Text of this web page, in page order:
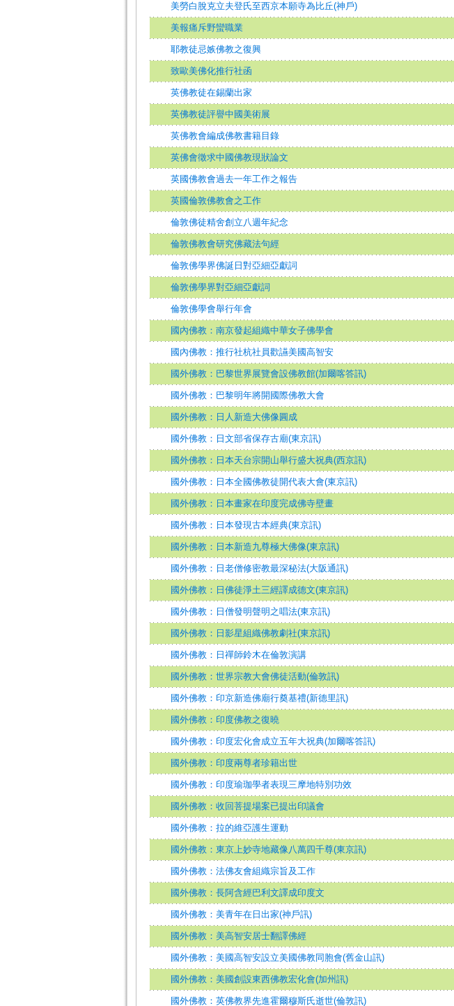
美勞白脫克立夫登氏至西京本願寺為比丘(神戶)
美報痛斥野蠻職業
耶教徒忌嫉佛教之復興
致歐美佛化推行社函
英佛教徒在錫蘭出家
英佛教徒評譽中國美術展
英佛教會編成佛教書籍目錄
英佛會徵求中國佛教現狀論文
英國佛教會過去一年工作之報告
英國倫敦佛教會之工作
倫敦佛徒精舍創立八週年紀念
倫敦佛教會研究佛藏法句經
倫敦佛學界佛誕日對亞細亞獻詞
倫敦佛學界對亞細亞獻詞
倫敦佛學會舉行年會
國內佛教：南京發起組織中華女子佛學會
國內佛教：推行社杭社員歡讌美國高智安
國外佛教：巴黎世界展覽會設佛教館(加爾喀答訊)
國外佛教：巴黎明年將開國際佛教大會
國外佛教：日人新造大佛像圓成
國外佛教：日文部省保存古廟(東京訊)
國外佛教：日本天台宗開山舉行盛大祝典(西京訊)
國外佛教：日本全國佛教徒開代表大會(東京訊)
國外佛教：日本畫家在印度完成佛寺壁畫
國外佛教：日本發現古本經典(東京訊)
國外佛教：日本新造九尊極大佛像(東京訊)
國外佛教：日老僧修密教最深秘法(大阪通訊)
國外佛教：日佛徒淨土三經譯成德文(東京訊)
國外佛教：日僧發明聲明之唱法(東京訊)
國外佛教：日影星組織佛教劇社(東京訊)
國外佛教：日禪師鈴木在倫敦演講
國外佛教：世界宗教大會佛徒活動(倫敦訊)
國外佛教：印京新造佛廟行奠基禮(新德里訊)
國外佛教：印度佛教之復曉
國外佛教：印度宏化會成立五年大祝典(加爾喀答訊)
國外佛教：印度兩尊者珍籍出世
國外佛教：印度瑜珈學者表現三摩地特別功效
國外佛教：收回菩提場案已提出印議會
國外佛教：拉的維亞護生運動
國外佛教：東京上妙寺地藏像八萬四千尊(東京訊)
國外佛教：法佛友會組織宗旨及工作
國外佛教：長阿含經巴利文譯成印度文
國外佛教：美青年在日出家(神戶訊)
國外佛教：美高智安居士翻譯佛經
國外佛教：美國高智安設立美國佛教同胞會(舊金山訊)
國外佛教：美國創設東西佛教宏化會(加州訊)
國外佛教：英佛教界先進霍爾穆斯氏逝世(倫敦訊)